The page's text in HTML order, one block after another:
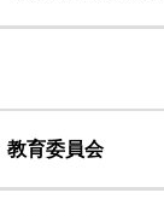
教育委員会